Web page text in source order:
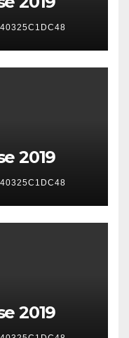
2019
2019